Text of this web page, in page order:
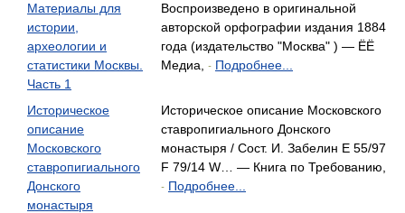
Материалы для
истории,
археологии и
статистики Москвы.
Часть 1
Воспроизведено в оригинальной
авторской орфографии издания 1884
года (издательство "Москва" ) — ЁЁ
Медиа,
- Подробнее...
Историческое
описание
Московского
ставропигиального
Донского
монастыря
Историческое описание Московского
ставропигиального Донского
монастыря / Сост. И. Забелин E 55/97
F 79/14 W… — Книга по Требованию,
- Подробнее...